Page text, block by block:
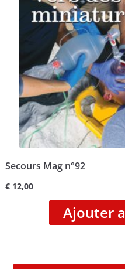
Secours Mag n°92
€12,00
Ajouter